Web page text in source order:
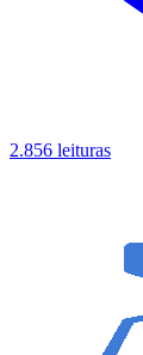
2.856 leituras